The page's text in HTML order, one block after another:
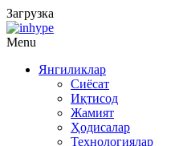
Загрузка
Menu
Янгиликлар
Сиёсат
Иқтисод
Жамият
Ҳодисалар
Технологиялар